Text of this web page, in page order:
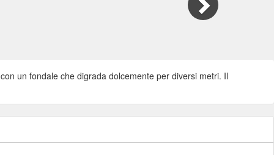
un fondale che digrada dolcemente per diversi metri. Il